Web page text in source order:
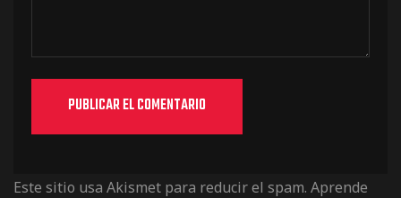
Este sitio usa Akismet para reducir el spam. Aprende